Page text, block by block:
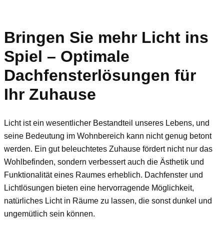
Bringen Sie mehr Licht ins
Spiel – Optimale
Dachfensterlösungen für
Ihr Zuhause
Licht ist ein wesentlicher Bestandteil unseres Lebens, und
seine Bedeutung im Wohnbereich kann nicht genug betont
werden. Ein gut beleuchtetes Zuhause fördert nicht nur das
Wohlbefinden, sondern verbessert auch die Ästhetik und
Funktionalität eines Raumes erheblich. Dachfenster und
Lichtlösungen bieten eine hervorragende Möglichkeit,
natürliches Licht in Räume zu lassen, die sonst dunkel und
ungemütlich sein können.